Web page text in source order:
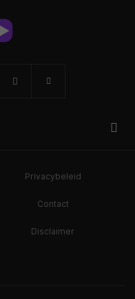
Privacybeleid
Contact
Disclaimer